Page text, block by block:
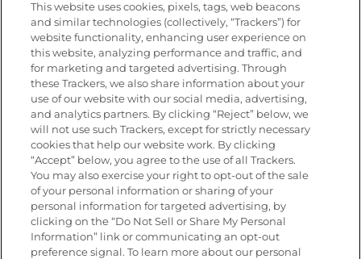
Únete a La Cocina Goya®
Recibe Nuevas Recetas, Ofertas Especiales y
Promociones
SÍGUENOS EN LAS REDES SOCIALES
Mapa del sitioPolítica de privacidad
Limitar el uso de mis datos personales sensibles
No vender ni compartir mis datos personales
Copyright © 2026 Goya Foods, Inc. Todos los derechos reservados.
This website uses cookies, pixels, tags, web beacons
and similar technologies (collectively, “Trackers”) for
website functionality, enhancing user experience on
this website, analyzing performance and traffic, and
for marketing and targeted advertising. Through
these Trackers, we also share information about your
use of our website with our social media, advertising,
and analytics partners. By clicking “Reject” below, we
will not use such Trackers, except for strictly necessary
cookies that help our website work. By clicking
“Accept” below, you agree to the use of all Trackers.
You may also exercise your right to opt-out of the sale
of your personal information or sharing of your
personal information for targeted advertising, by
clicking on the “Do Not Sell or Share My Personal
Information” link or communicating an opt-out
preference signal. To learn more about our personal